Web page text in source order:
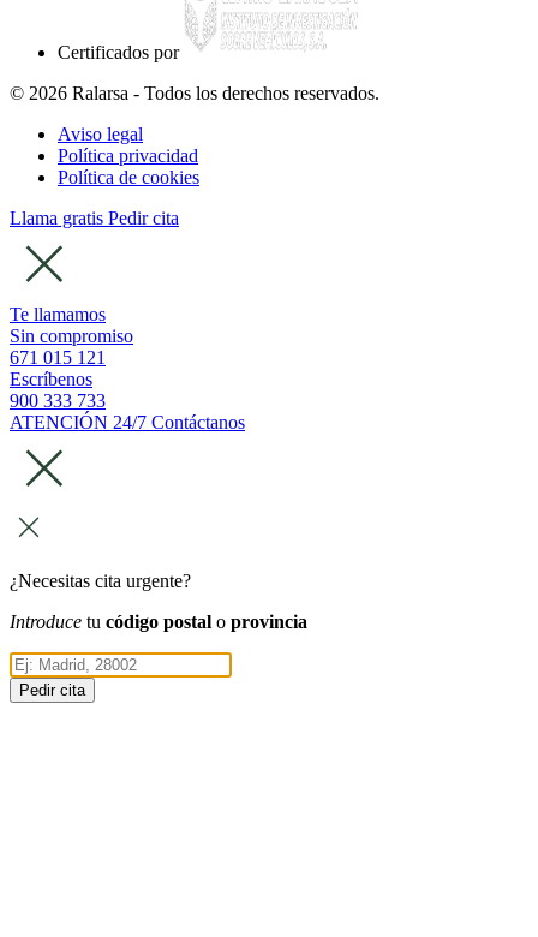
Certificados por
© 2026 Ralarsa - Todos los derechos reservados.
Aviso legal
Política privacidad
Política de cookies
Llama gratis Pedir cita
Te llamamos
Sin compromiso
671 015 121
Escríbenos
900 333 733
ATENCIÓN 24/7 Contáctanos
¿Necesitas cita urgente?
Introduce tu código postal o provincia
Pedir cita